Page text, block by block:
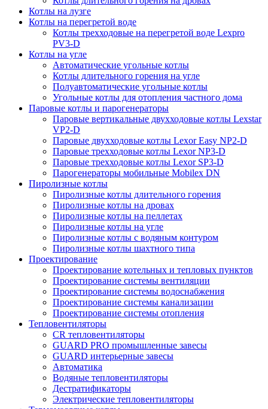
Котлы на лузге
Котлы на перегретой воде
Котлы трехходовые на перегретой воде Lexpro
PV3-D
Котлы на угле
Автоматические угольные котлы
Котлы длительного горения на угле
Полуавтоматические угольные котлы
Угольные котлы для отопления частного дома
Паровые котлы и парогенераторы
Паровые вертикальные двухходовые котлы Lexstar
VP2-D
Паровые двухходовые котлы Lexor Easy NP2-D
Паровые трехходовые котлы Lexor NP3-D
Паровые трехходовые котлы Lexor SP3-D
Парогенераторы мобильные Mobilex DN
Пиролизные котлы
Пиролизные котлы длительного горения
Пиролизные котлы на дровах
Пиролизные котлы на пеллетах
Пиролизные котлы на угле
Пиролизные котлы с водяным контуром
Пиролизные котлы шахтного типа
Проектирование
Проектирование котельных и тепловых пунктов
Проектирование системы вентиляции
Проектирование системы водоснабжения
Проектирование системы канализации
Проектирование системы отопления
Тепловентиляторы
CR тепловентиляторы
GUARD PRO промышленные завесы
GUARD интерьерные завесы
Автоматика
Водяные тепловентиляторы
Дестратификаторы
Электрические тепловентиляторы